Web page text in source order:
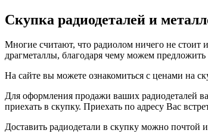
Скупка радиодеталей и
Многие считают, что радиолом ничего не стоит
драгметаллы, благодаря чему можем
На сайте вы можете ознакомиться с ценами на
Для оформления продажи ваших радиодеталей
приехать в скупку. Приехать по адресу Вас
Доставить радиодетали в скупку можно почтой